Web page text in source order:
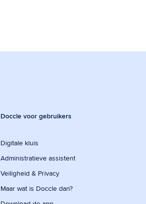
Doccle voor gebruikers
Digitale kluis
Administratieve assistent
Veiligheid & Privacy
Maar wat is Doccle dan?